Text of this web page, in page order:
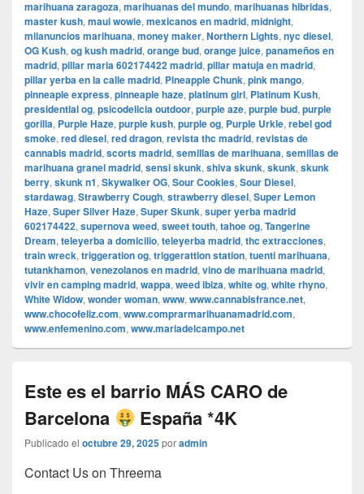
marihuana zaragoza, marihuanas del mundo, marihuanas hibridas,
master kush, maui wowie, mexicanos en madrid, midnight,
milanuncios marihuana, money maker, Northern Lights, nyc diesel,
OG Kush, og kush madrid, orange bud, orange juice, panameños en
madrid, pillar maria 602174422 madrid, pillar matuja en madrid,
pillar yerba en la calle madrid, Pineapple Chunk, pink mango,
pinneaple express, pinneaple haze, platinum girl, Platinum Kush,
presidential og, psicodelicia outdoor, purple aze, purple bud, purple
gorilla, Purple Haze, purple kush, purple og, Purple Urkle, rebel god
smoke, red diesel, red dragon, revista thc madrid, revistas de
cannabis madrid, scorts madrid, semillas de marihuana, semillas de
marihuana granel madrid, sensi skunk, shiva skunk, skunk, skunk
berry, skunk n1, Skywalker OG, Sour Cookies, Sour Diesel,
stardawag, Strawberry Cough, strawberry diesel, Super Lemon
Haze, Super Silver Haze, Super Skunk, super yerba madrid
602174422, supernova weed, sweet touth, tahoe og, Tangerine
Dream, teleyerba a domicilio, teleyerba madrid, thc extracciones,
train wreck, triggeration og, triggerattion station, tuenti marihuana,
tutankhamon, venezolanos en madrid, vino de marihuana madrid,
vivir en camping madrid, wappa, weed ibiza, white og, white rhyno,
White Widow, wonder woman, www, www.cannabisfrance.net,
www.chocofeliz.com, www.comprarmarihuanamadrid.com,
www.enfemenino.com, www.mariadelcampo.net
Este es el barrio MÁS CARO de
Barcelona
España *4K
Publicado el octubre 29, 2025poradmin
Contact Us on Threema